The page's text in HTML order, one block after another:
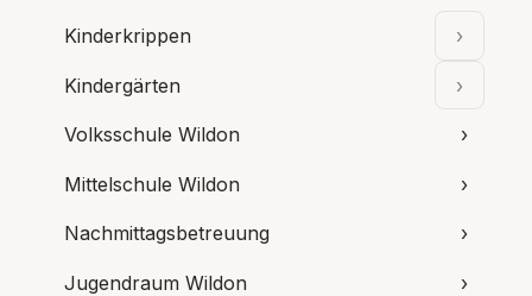
Kinderkrippen ›
Kindergärten
›
Volksschule Wildon
›
Mittelschule Wildon ›
Nachmittagsbetreuung ›
Jugendraum Wildon ›